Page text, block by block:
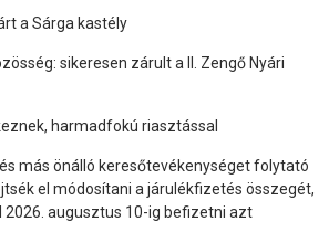
a Sárga kastély
sikeresen zárult a II. Zengő Nyári
harmadfokú riasztással
más önálló keresőtevékenységet folytató
el módosítani a járulékfizetés összegét,
2026. augusztus 10-ig befizetni azt